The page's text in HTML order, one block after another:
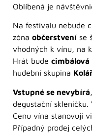
Oblíbená je
Na festivalu nebude
zóna občerstvení se
vhodných k vínu, na
Hrát bude cimbálová
hudební skupina
Vstupné se nevybírá
degustační
Cenu vína stanovují
Případný prodej